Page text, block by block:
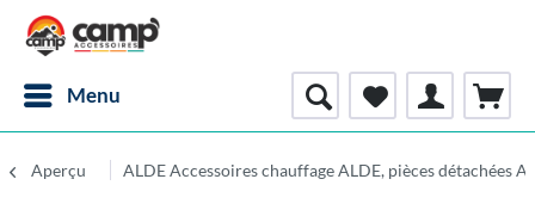
Menu
Aperçu ALDE Accessoires chauffage ALDE, pièces détachées